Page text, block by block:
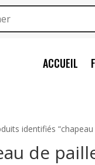
ACCUEIL
identifiés “chapeau
de